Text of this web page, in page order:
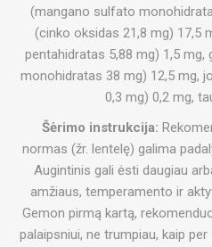
(mangano sulfato
(cinko oksidas 21,8 mg) 17,5
pentahidratas 5,88 mg) 1,5
monohidratas 38 mg) 12,5 mg,
0,3 mg) 0,2 mg,
Šėrimo instrukcija:
normas (žr. lentelę) galima
Augintinis gali ėsti daugiau
amžiaus, temperamento ir
Gemon pirmą kartą,
palaipsniui, ne trumpiau, kaip